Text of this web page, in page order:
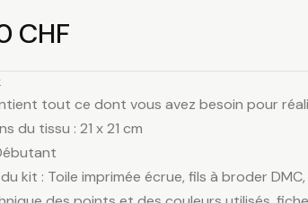
CHF
tout ce dont vous avez besoin pour
du tissu : 21 x 21 cm
kit : Toile imprimée écrue, fils à broder